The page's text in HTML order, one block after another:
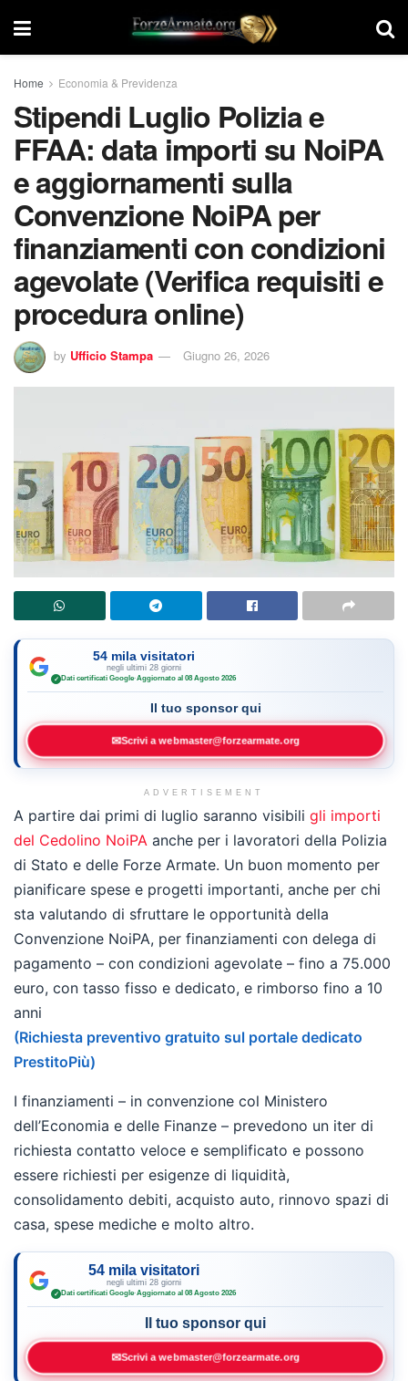
Home Economia & Previdenza
Stipendi Luglio Polizia e
FFAA: data importi su NoiPA
e aggiornamenti sulla
Convenzione NoiPA per
finanziamenti con condizioni
agevolate (Verifica requisiti e
procedura online)
by Ufficio Stampa Giugno 26, 2026
54 mila visitatori
negli ultimi 28 giorni
✓ Dati certificati Google·Aggiornato al 08 Agosto 2026
Il tuo sponsor qui
✉Scrivi a webmaster@forzearmate.org
ADVERTISEMENT
A partire dai primi di luglio saranno visibili gli importi
del Cedolino NoiPA anche per i lavoratori della Polizia
di Stato e delle Forze Armate. Un buon momento per
pianificare spese e progetti importanti, anche per chi
sta valutando di sfruttare le opportunità della
Convenzione NoiPA, per finanziamenti con delega di
pagamento – con condizioni agevolate – fino a 75.000
euro, con tasso fisso e dedicato, e rimborso fino a 10
anni
(Richiesta preventivo gratuito sul portale dedicato
PrestitoPiù)
I finanziamenti – in convenzione col Ministero
dell’Economia e delle Finanze – prevedono un iter di
richiesta contatto veloce e semplificato e possono
essere richiesti per esigenze di liquidità,
consolidamento debiti, acquisto auto, rinnovo spazi di
casa, spese mediche e molto altro.
54 mila visitatori
negli ultimi 28 giorni
✓ Dati certificati Google·Aggiornato al 08 Agosto 2026
Il tuo sponsor qui
✉Scrivi a webmaster@forzearmate.org